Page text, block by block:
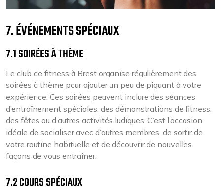
7. ÉVÉNEMENTS SPÉCIAUX
7.1 SOIRÉES À THÈME
Le club de fitness à Brest organise régulièrement des
soirées à thème pour ajouter un peu de piquant à votre
expérience. Ces soirées peuvent inclure des séances
d’entraînement spéciales, des démonstrations de fitness,
des fêtes ou d’autres activités ludiques. C’est l’occasion
idéale de socialiser avec d’autres membres, de sortir de
votre routine habituelle et de découvrir de nouvelles
façons de vous entraîner.
7.2 COURS SPÉCIAUX